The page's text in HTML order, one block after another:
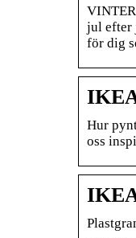
jul efter
för dig
Hur
oss